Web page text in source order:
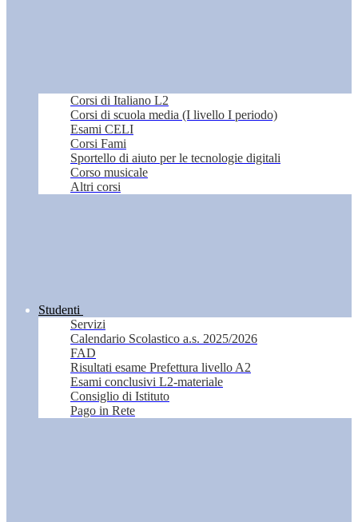
Corsi di Italiano L2
Corsi di scuola media (I livello I periodo)
Esami CELI
Corsi Fami
Sportello di aiuto per le tecnologie digitali
Corso musicale
Altri corsi
Studenti
Servizi
Calendario Scolastico a.s. 2025/2026
FAD
Risultati esame Prefettura livello A2
Esami conclusivi L2-materiale
Consiglio di Istituto
Pago in Rete